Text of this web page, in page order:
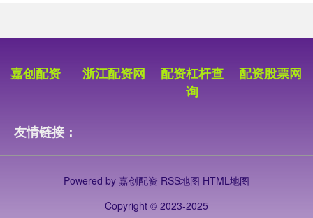
嘉创配资 浙江配资网
配资杠杆查
询
配资股票网
友情链接：
Powered by 嘉创配资 RSS地图 HTML地图
Copyright © 2023-2025